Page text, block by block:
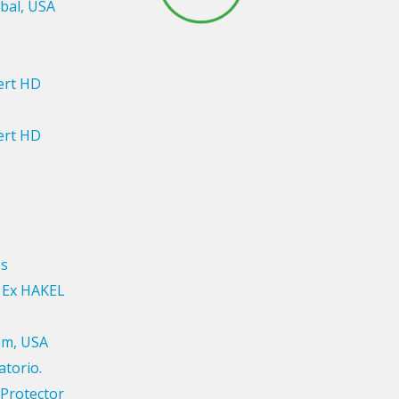
USA
HD
HD
HAKEL
USA
Protector